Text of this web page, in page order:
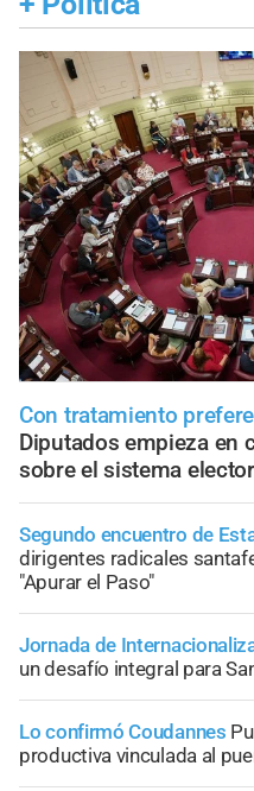
Con tratamiento
Diputados empieza en
sobre el sistema
Segundo encuentro de
dirigentes radicales
"Apurar el Paso"
Jornada de
un desafío integral para
Lo confirmó Coudannes
productiva vinculada al